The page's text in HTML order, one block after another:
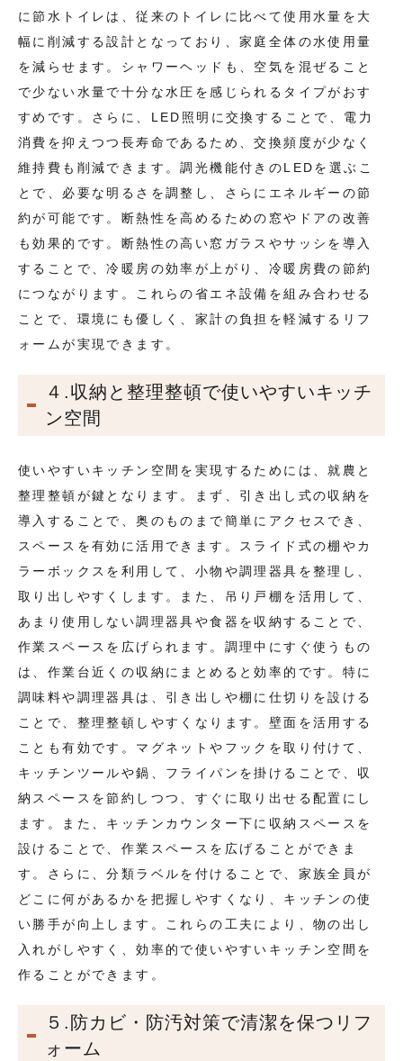
に節水トイレは、従来のトイレに比べて使用水量を大
幅に削減する設計となっており、家庭全体の水使用量
を減らせます。シャワーヘッドも、空気を混ぜること
で少ない水量で十分な水圧を感じられるタイプがおす
すめです。さらに、LED照明に交換することで、電力
消費を抑えつつ長寿命であるため、交換頻度が少なく
維持費も削減できます。調光機能付きのLEDを選ぶこ
とで、必要な明るさを調整し、さらにエネルギーの節
約が可能です。断熱性を高めるための窓やドアの改善
も効果的です。断熱性の高い窓ガラスやサッシを導入
することで、冷暖房の効率が上がり、冷暖房費の節約
につながります。これらの省エネ設備を組み合わせる
ことで、環境にも優しく、家計の負担を軽減するリフ
ォームが実現できます。
４.収納と整理整頓で使いやすいキッチ
ン空間
使いやすいキッチン空間を実現するためには、就農と
整理整頓が鍵となります。まず、引き出し式の収納を
導入することで、奥のものまで簡単にアクセスでき、
スペースを有効に活用できます。スライド式の棚やカ
ラーボックスを利用して、小物や調理器具を整理し、
取り出しやすくします。また、吊り戸棚を活用して、
あまり使用しない調理器具や食器を収納することで、
作業スペースを広げられます。調理中にすぐ使うもの
は、作業台近くの収納にまとめると効率的です。特に
調味料や調理器具は、引き出しや棚に仕切りを設ける
ことで、整理整頓しやすくなります。壁面を活用する
ことも有効です。マグネットやフックを取り付けて、
キッチンツールや鍋、フライパンを掛けることで、収
納スペースを節約しつつ、すぐに取り出せる配置にし
ます。また、キッチンカウンター下に収納スペースを
設けることで、作業スペースを広げることができま
す。さらに、分類ラベルを付けることで、家族全員が
どこに何があるかを把握しやすくなり、キッチンの使
い勝手が向上します。これらの工夫により、物の出し
入れがしやすく、効率的で使いやすいキッチン空間を
作ることができます。
５.防カビ・防汚対策で清潔を保つリフ
ォーム